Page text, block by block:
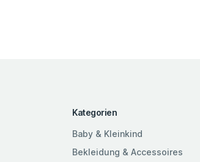
Kategorien
Baby & Kleinkind
Bekleidung & Accessoires